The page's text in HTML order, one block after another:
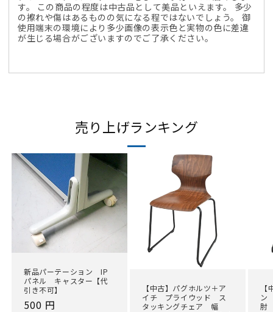
す。 この商品の程度は中古品として美品といえます。 多少
の擦れや傷はあるものの気になる程ではないでしょう。 御
使用端末の環境により多少画像の表示色と実物の色に差違
が生じる場合がございますのでご了承ください。
売り上げランキング
新品パーテーション IP
パネル キャスター【代
引き不可】
通
500 円
【中古】パグホルツ＋ア
イチ プライウッド ス
タッキングチェア 幅
ン
肘